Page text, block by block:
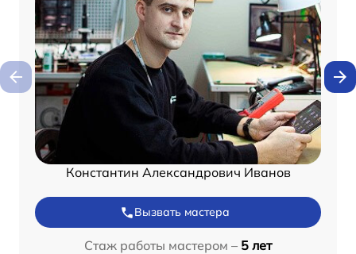
Константин Александрович Иванов
Вызвать мастера
Стаж работы мастером – 5 лет